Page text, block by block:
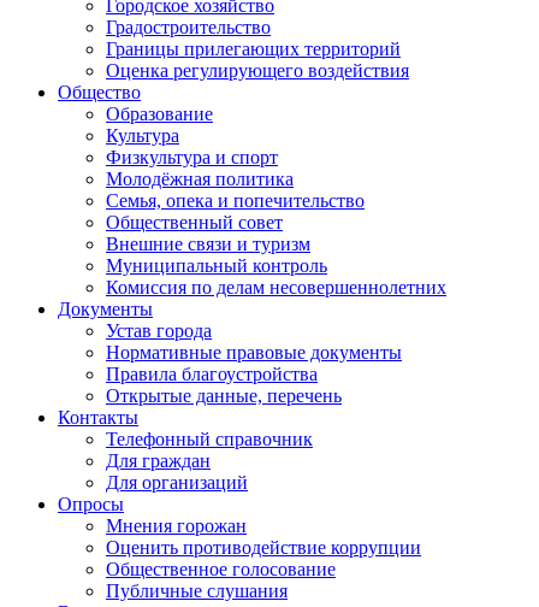
Городское хозяйство
Градостроительство
Границы прилегающих территорий
Оценка регулирующего воздействия
Общество
Образование
Культура
Физкультура и спорт
Молодёжная политика
Семья, опека и попечительство
Общественный совет
Внешние связи и туризм
Муниципальный контроль
Комиссия по делам несовершеннолетних
Документы
Устав города
Нормативные правовые документы
Правила благоустройства
Открытые данные, перечень
Контакты
Телефонный справочник
Для граждан
Для организаций
Опросы
Мнения горожан
Оценить противодействие коррупции
Общественное голосование
Публичные слушания